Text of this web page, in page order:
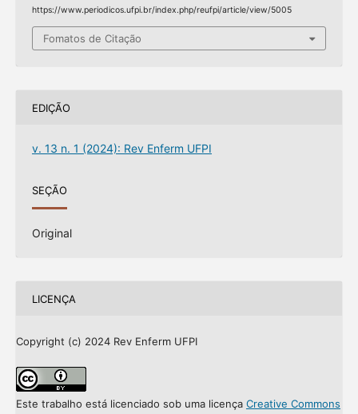
https://www.periodicos.ufpi.br/index.php/reufpi/article/view/5005
Fomatos de Citação
EDIÇÃO
v. 13 n. 1 (2024): Rev Enferm UFPI
SEÇÃO
Original
LICENÇA
Copyright (c) 2024 Rev Enferm UFPI
Este trabalho está licenciado sob uma licença Creative Commons